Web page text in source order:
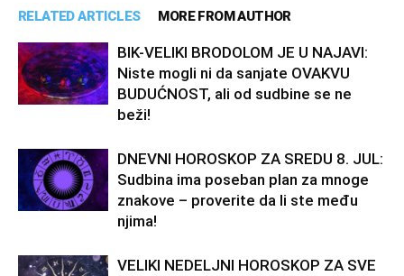
RELATED ARTICLES MORE FROM AUTHOR
BIK-VELIKI BRODOLOM JE U NAJAVI:
Niste mogli ni da sanjate OVAKVU
BUDUĆNOST, ali od sudbine se ne
beži!
DNEVNI HOROSKOP ZA SREDU 8. JUL:
Sudbina ima poseban plan za mnoge
znakove – proverite da li ste među
njima!
VELIKI NEDELJNI HOROSKOP ZA SVE